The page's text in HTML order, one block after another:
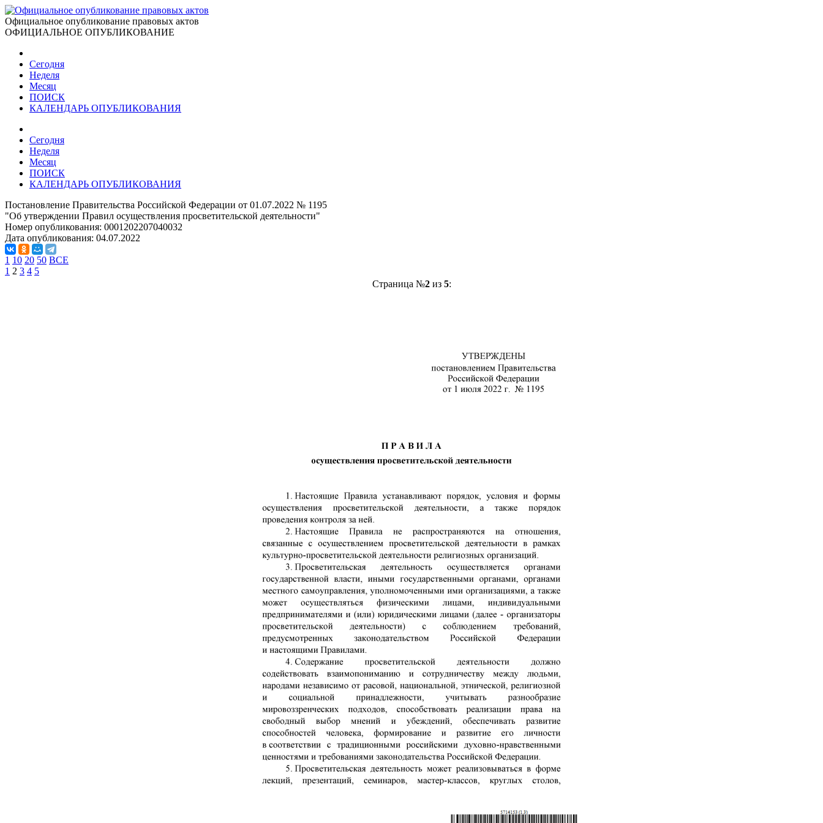
Официальное опубликование правовых актов
ОФИЦИАЛЬНОЕ ОПУБЛИКОВАНИЕ
Сегодня
Неделя
Месяц
ПОИСК
КАЛЕНДАРЬ ОПУБЛИКОВАНИЯ
Сегодня
Неделя
Месяц
ПОИСК
КАЛЕНДАРЬ ОПУБЛИКОВАНИЯ
Постановление Правительства Российской Федерации от 01.07.2022 № 1195
"Об утверждении Правил осуществления просветительской деятельности"
Номер опубликования: 0001202207040032
Дата опубликования: 04.07.2022
1 10 20 50 ВСЕ
1 2 3 4 5
Страница №2из 5: